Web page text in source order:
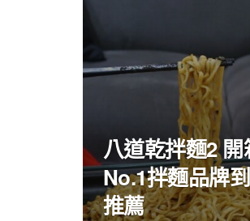
八道乾拌麵2
No.1拌麵品牌
推薦